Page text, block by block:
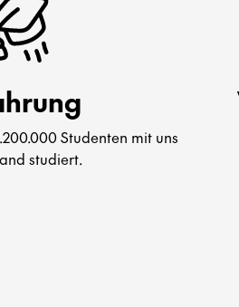
Studenten mit uns
studiert.